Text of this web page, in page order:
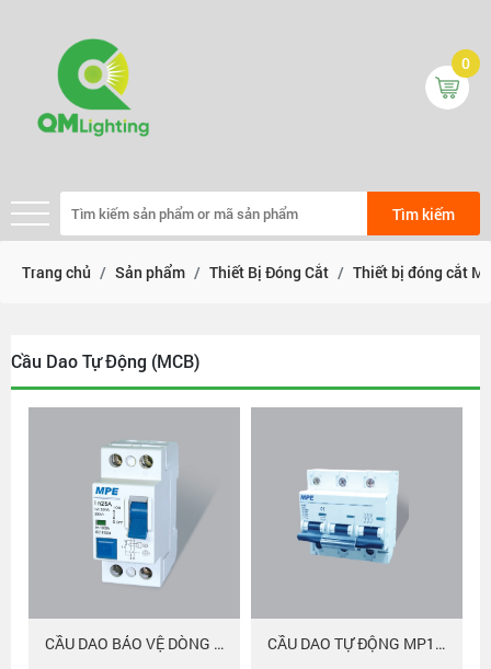
Tìm kiếm
0
Trang chủ Sản phẩm Thiết Bị Đóng Cắt Thiết bị đóng cắt
Cầu Dao Tự Động (MCB)
CẦU DAO BẢO VỆ DÒNG RÒ MEL-30/232 CẦU DAO TỰ ĐỘNG MP10-C380